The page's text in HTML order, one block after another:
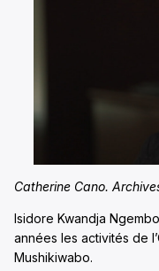
Catherine Cano.
Isidore Kwandja
années les activités de
Mushikiwabo.